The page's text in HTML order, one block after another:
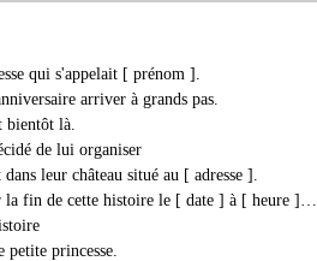
qui s'appelait [ prénom ].
arriver à grands pas.
bientôt là.
de lui organiser
leur château situé au [ adresse ].
la fin de cette histoire le [ date ] à [ heure ]…
petite princesse.